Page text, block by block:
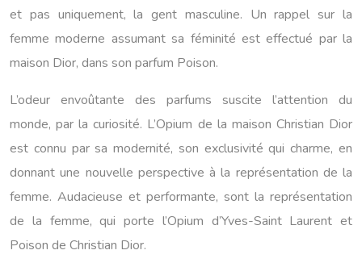
et pas uniquement, la gent masculine. Un rappel sur la
femme moderne assumant sa féminité est effectué par la
maison Dior, dans son parfum Poison.
L’odeur envoûtante des parfums suscite l’attention du
monde, par la curiosité. L’Opium de la maison Christian Dior
est connu par sa modernité, son exclusivité qui charme, en
donnant une nouvelle perspective à la représentation de la
femme. Audacieuse et performante, sont la représentation
de la femme, qui porte l’Opium d’Yves-Saint Laurent et
Poison de Christian Dior.